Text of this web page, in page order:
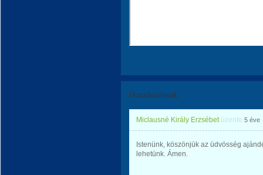
Hozzászólások
Miclausné Király Erzsébetüzente 5 éve
Istenünk, köszönjük az üdvösség
lehetünk. Ámen.